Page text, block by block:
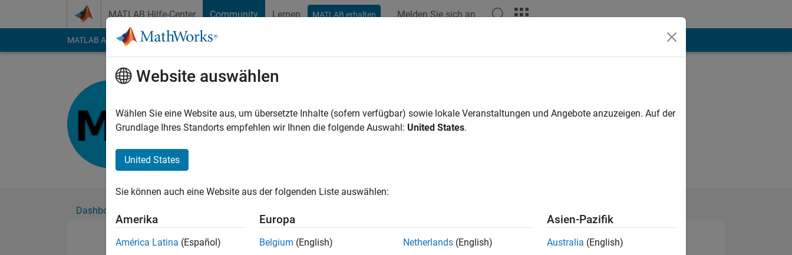
MATLAB Hilfe-Center Community Lernen MATLAB erhalten Melden Sie sich an
MATLAB Answers File Exchange Cody
Aktiv seit 2024
Followers:0 Following:0
Dashboard
Please to endorse this person in a skill
Website auswählen
Wählen Sie eine Website aus, um übersetzte Inhalte (sofern verfügbar) sowie lokale Veranstaltungen und Angebote anzuzeigen. Auf der
Grundlage Ihres Standorts empfehlen wir Ihnen die folgende Auswahl: United States.
United States
Sie können auch eine Website aus der folgenden Liste auswählen:
Amerika
América Latina (Español)
Europa
Belgium (English)
Netherlands (English)
Asien-Pazifik
Australia (English)